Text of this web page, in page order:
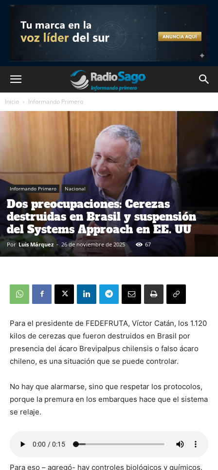
Inicio Informando Primero
Informando Primero Nacional
Dos preocupaciones: Cerezas
destruidas en Brasil y suspensión
del Systems Approach en EE. UU
Por Luis Márquez - 26 de noviembre de 2025 67
Para el presidente de FEDEFRUTA, Víctor Catán, los 1.120
kilos de cerezas que fueron destruidos en Brasil por
presencia del ácaro Brevipalpus chilensis o falso ácaro
chileno, es una situación que se puede controlar.
No hay que alarmarse, sino que respetar los protocolos,
porque la premura en los embarques hace que el sistema
se relaje.
Para eso – agregó- hay controles biológicos y químicos.